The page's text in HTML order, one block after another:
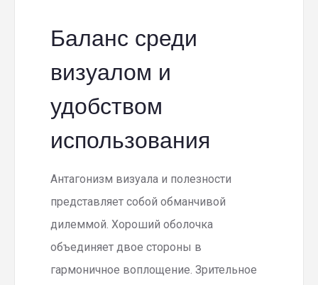
Баланс среди
визуалом и
удобством
использования
Антагонизм визуала и полезности
представляет собой обманчивой
дилеммой. Хороший оболочка
объединяет двое стороны в
гармоничное воплощение. Зрительное